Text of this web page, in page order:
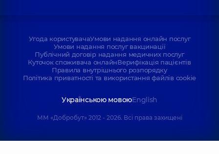
Угода користувачаУмови надання онлайн послуг
Умови надання послуг вакцинації
Публічний договір надання медичних послуг
Куточок споживача онлайнВерифікація пацієнтів
Правила внутрішнього розпорядку
Політика приватності та використання файлів cookie
Українською мовоюEnglish
ММ «Добробут» 2012 - 2026. Всі права захищені